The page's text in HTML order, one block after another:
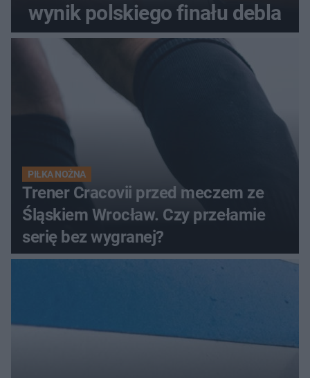
wynik polskiego finału debla
PIŁKA NOŻNA
Trener Cracovii przed meczem ze
Śląskiem Wrocław. Czy przełamie
serię bez wygranej?